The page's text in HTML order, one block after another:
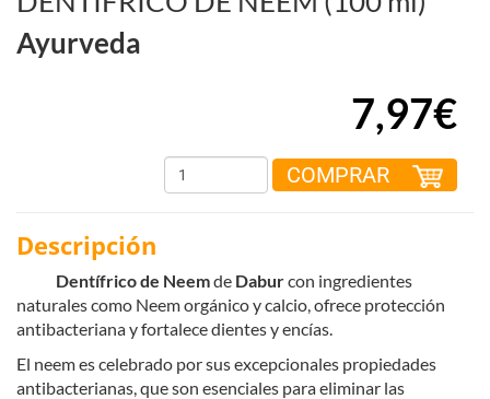
Ayurveda
7,97€
COMPRAR
Descripción
Dentífrico de Neemde Daburcon ingredientes
naturales como Neem orgánico y calcio, ofrece protección
antibacteriana y fortalece dientes y encías.
El neem es celebrado por sus excepcionales propiedades
antibacterianas, que son esenciales para eliminar las